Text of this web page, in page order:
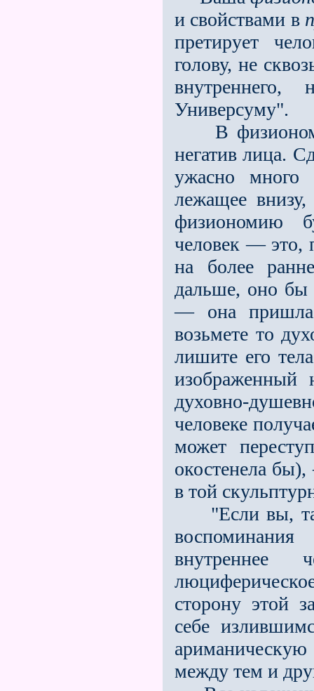
и свойствами в
претирует
голову, не
Универсуму".
В
негатив лица.
ужасно много
лежащее внизу,
физиономию
человек — это,
на более
дальше, оно бы
— она
возьмете то
лишите его
духовно-
человеке
может
окостенела
в той
"Если вы,
сторо­ну этой
себе
ариманическую
между тем и